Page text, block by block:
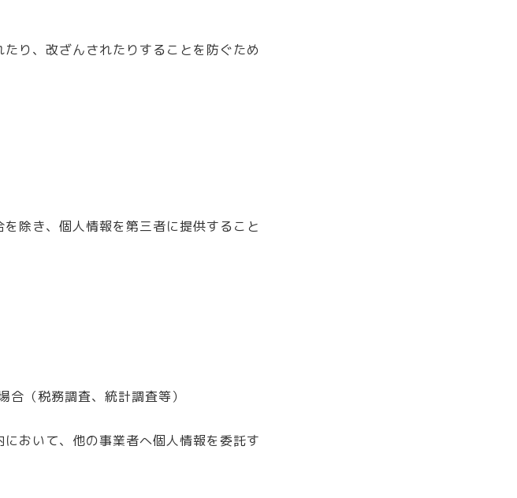
り、改ざんされたりすることを防ぐため
除き、個人情報を第三者に提供すること
（税務調査、統計調査等）
おいて、他の事業者へ個人情報を委託す